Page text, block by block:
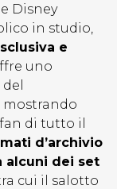
Disney
in studio,
e
uno
di tutto il
d’archivio
alcuni dei set
cui il salotto